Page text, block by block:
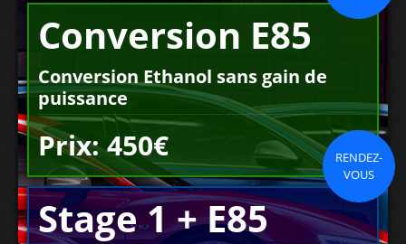
Conversion E85
Conversion Ethanol sans gain de
puissance
Prix: 450€
RENDEZ-
VOUS
Stage 1 + E85